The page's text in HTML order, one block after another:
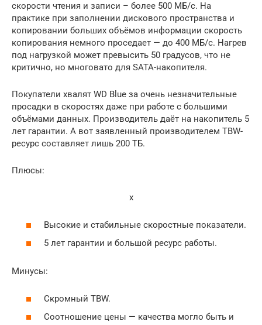
скорости чтения и записи – более 500 МБ/с. На
практике при заполнении дискового пространства и
копировании больших объёмов информации скорость
копирования немного проседает — до 400 МБ/с. Нагрев
под нагрузкой может превысить 50 градусов, что не
критично, но многовато для SATA-накопителя.
Покупатели хвалят WD Blue за очень незначительные
просадки в скоростях даже при работе с большими
объёмами данных. Производитель даёт на накопитель 5
лет гарантии. А вот заявленный производителем TBW-
ресурс составляет лишь 200 ТБ.
Плюсы:
x
Высокие и стабильные скоростные показатели.
5 лет гарантии и большой ресурс работы.
Минусы:
Скромный TBW.
Соотношение цены — качества могло быть и